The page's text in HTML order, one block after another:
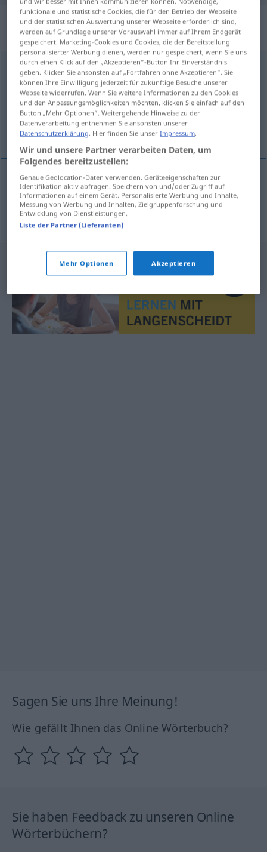
„Gesellschaftsordnung“: Femininum,
weiblich
Gesellschaftsordnungf
Übersicht aller Übersetzungen
(Für mehr Details die Übersetzung anklicken/antippen)
maatschappelijke orde
maatschappelijkeorde Gesellschaftsordnung
POL
Sagen Sie uns Ihre Meinung!
Wie gefällt Ihnen das Online Wörterbuch?
Sie haben Feedback zu unseren Online
Wörterbüchern?
funktionale und statistische Cookies, die für den Betrieb der Webseite
und der statistischen Auswertung unserer Webseite erforderlich sind,
werden auf Grundlage unserer Vorauswahl immer auf Ihrem Endgerät
gespeichert. Marketing-Cookies und Cookies, die der Bereitstellung
personalisierter Werbung dienen, werden nur gespeichert, wenn Sie uns
durch einen Klick auf den „Akzeptieren“-Button Ihr Einverständnis
geben. Klicken Sie ansonsten auf „Fortfahren ohne Akzeptieren“. Sie
können Ihre Einwilligung jederzeit für zukünftige Besuche unserer
Webseite widerrufen. Wenn Sie weitere Informationen zu den Cookies
und den Anpassungsmöglichkeiten möchten, klicken Sie einfach auf den
Button „Mehr Optionen“. Weitergehende Hinweise zu der
Datenverarbeitung entnehmen Sie ansonsten unserer
Datenschutzerklärung. Hier finden Sie unserImpressum.
Wir und unsere Partner verarbeiten Daten, um
Folgendes bereitzustellen:
Genaue Geolocation-Daten verwenden. Geräteeigenschaften zur
Identifikation aktiv abfragen. Speichern von und/oder Zugriff auf
Informationen auf einem Gerät. Personalisierte Werbung und Inhalte,
Messung von Werbung und Inhalten, Zielgruppenforschung und
Entwicklung von Dienstleistungen.
Liste der Partner (Lieferanten)
Mehr Optionen Akzeptieren